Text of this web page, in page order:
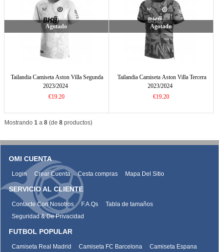
Agotado
Tailandia Camiseta Aston Villa Segunda
2023/2024
€19.20
Agotado
Tailandia Camiseta Aston Villa Tercera
2023/2024
€19.20
Mostrando 1a 8(de 8productos)
OMI CUENTA
Login Crear Cuenta Cesta compras Mapa Del Sitio
SERVICIO AL CLIENTE
Contacte Con Nosotros F.A.Qs
Tabla de tamaños
Seguridad & De Privacidad
FUTBOL POPULAR
Camiseta Real Madrid Camiseta FC Barcelona Camiseta Espana